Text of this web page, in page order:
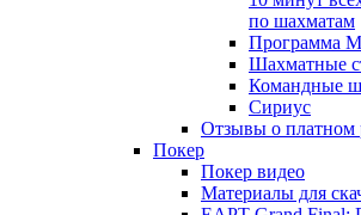
по шахматам
Программа
Шахматные
Командные
Сириус
Отзывы о платном
Покер
Покер видео
Материалы для